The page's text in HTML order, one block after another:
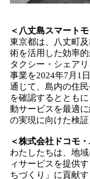
＜八丈島スマート
東京都は、八丈町
術を活用した効率
タクシー・シェア
事業を2024年7月1
通じて、島内の住
を確認するととも
動サービスを最適
の実現に向けた検証
＜株式会社ドコモ
わたしたちは、地
ィサービスを提供
ちづくり」に貢献